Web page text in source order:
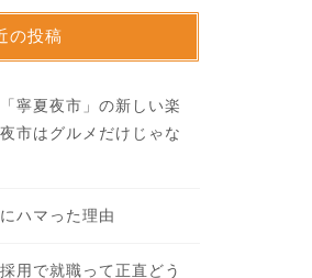
の投稿
寧夏夜市」の新しい楽
市はグルメだけじゃな
ハマった理由
用で就職って正直どう